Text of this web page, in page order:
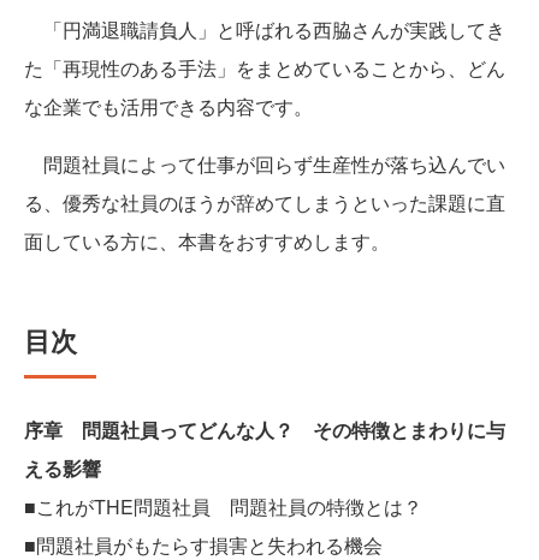
「円満退職請負人」と呼ばれる西脇さんが実践してき
た「再現性のある手法」をまとめていることから、どん
な企業でも活用できる内容です。
問題社員によって仕事が回らず生産性が落ち込んでい
る、優秀な社員のほうが辞めてしまうといった課題に直
面している方に、本書をおすすめします。
目次
序章 問題社員ってどんな人？ その特徴とまわりに与
える影響
■これがTHE問題社員 問題社員の特徴とは？
■問題社員がもたらす損害と失われる機会